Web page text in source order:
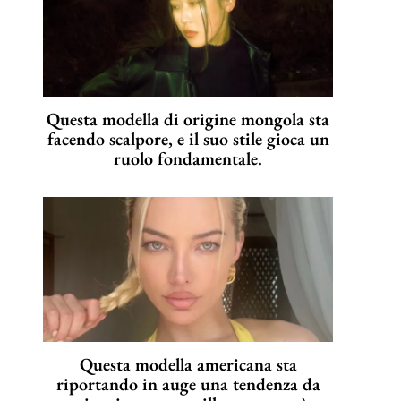
Questa modella di origine mongola sta
facendo scalpore, e il suo stile gioca un
ruolo fondamentale.
Questa modella americana sta
riportando in auge una tendenza da